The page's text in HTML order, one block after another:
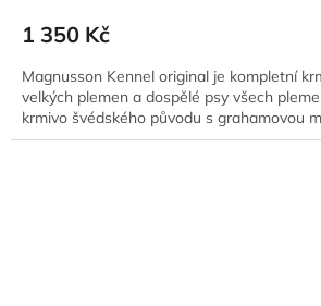
1 350 Kč
Magnusson Kennel original je kompletní
velkých plemen a dospělé psy všech
krmivo švédského původu s grahamovou